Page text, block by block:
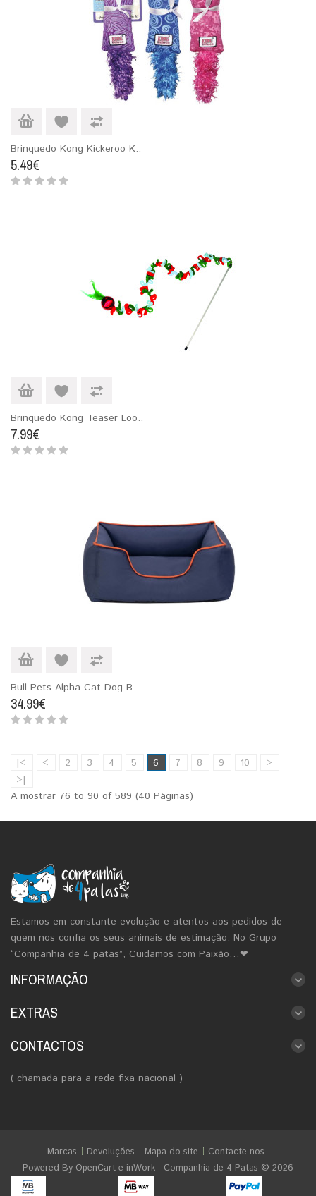
Brinquedo Kong Kickeroo K..
5.49€
Brinquedo Kong Teaser Loo..
7.99€
Bull Pets Alpha Cat Dog B..
34.99€
|< < 2 3 4 5 6 7 8 9 10
>
>|
A mostrar 76 to 90 of 589 (40 Páginas)
Estamos em constante evolução e atentos aos pedidos de
quem nos confia os seus animais de estimação. No Grupo
“Companhia de 4 patas”, Cuidamos com Paixão…❤
INFORMAÇÃO
EXTRAS
CONTACTOS
( chamada para a rede fixa nacional )
Marcas Devoluções Mapa do site
Contacte-nos
Powered By OpenCart e inWork Companhia de 4 Patas © 2026